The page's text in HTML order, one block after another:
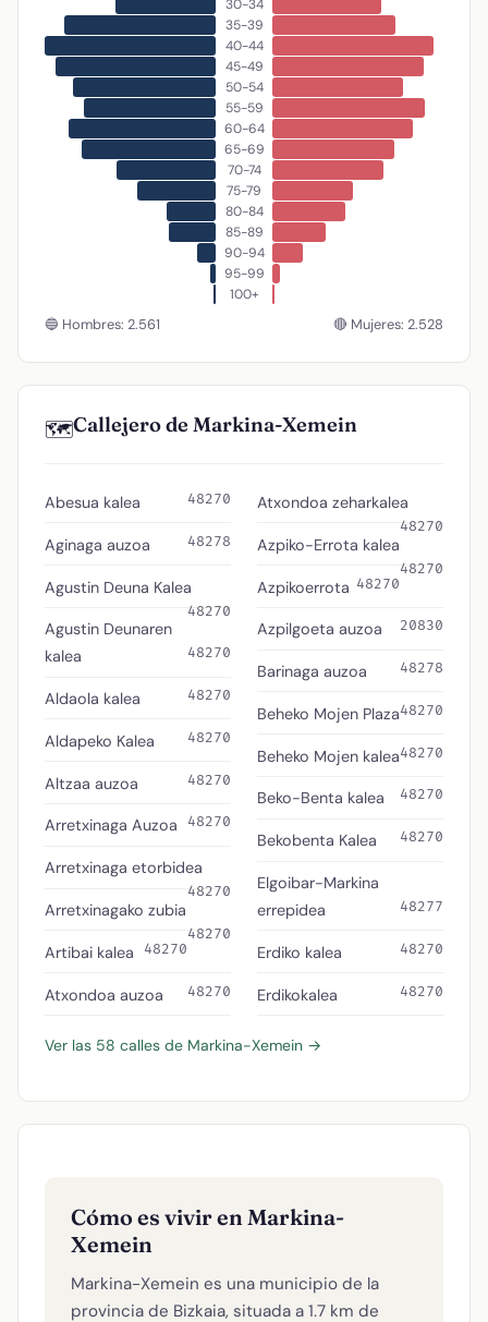
30-34
35-39
40-44
45-49
50-54
55-59
60-64
65-69
70-74
75-79
80-84
85-89
90-94
95-99
100+
🔵 Hombres: 2.561 🔴 Mujeres: 2.528
🗺️Callejero de Markina-Xemein
Abesua kalea 48270
Aginaga auzoa 48278
Agustin Deuna Kalea
48270
Agustin Deunaren
kalea
48270
Aldaola kalea 48270
Aldapeko Kalea 48270
Altzaa auzoa 48270
Arretxinaga Auzoa 48270
Arretxinaga etorbidea
48270
Arretxinagako zubia
48270
Artibai kalea 48270
Atxondoa auzoa 48270
Atxondoa zeharkalea
48270
Azpiko-Errota kalea
48270
Azpikoerrota 48270
Azpilgoeta auzoa 20830
Barinaga auzoa 48278
Beheko Mojen Plaza48270
Beheko Mojen kalea48270
Beko-Benta kalea 48270
Bekobenta Kalea 48270
Elgoibar-Markina
errepidea
48277
Erdiko kalea 48270
Erdikokalea 48270
Ver las 58 calles de Markina-Xemein →
Cómo es vivir en Markina-
Xemein
Markina-Xemein es una municipio de la
provincia de Bizkaia, situada a 1.7 km de